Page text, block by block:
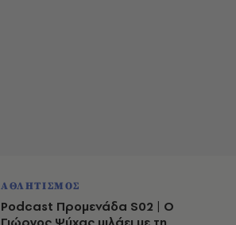
ΑΘΛΗΤΙΣΜΟΣ
Podcast Προμενάδα S02 | Ο